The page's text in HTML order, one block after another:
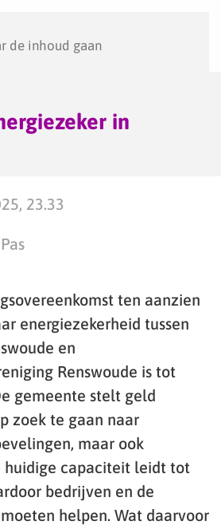
de inhoud gaan
in
23.33
ten aanzien
energiezekerheid tussen
en
Renswoude is tot
gemeente stelt geld
zoek te gaan naar
maar ook
huidige capaciteit leidt tot
bedrijven en de
helpen. Wat daarvoor